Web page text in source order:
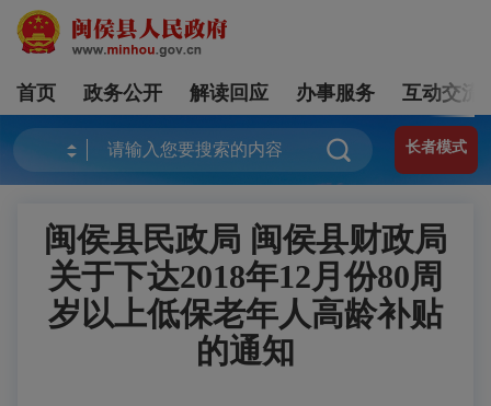
首页 政务公开 解读回应 办事服务 互动交流
长者模式
闽侯县民政局 闽侯县财政局
关于下达2018年12月份80周
岁以上低保老年人高龄补贴
的通知